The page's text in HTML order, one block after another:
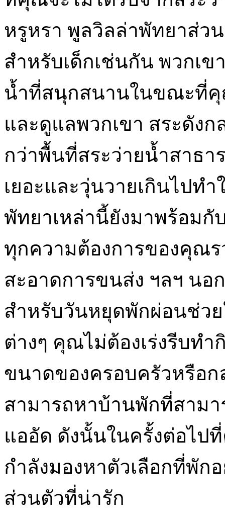
หรูหรา พูลวิลล่าพัทยาส่ว
สำหรับเด็กเช่นกัน พวกเ
น้ำที่สนุกสนานในขณะที่คุ
และดูแลพวกเขา สระดัง
กว่าพื้นที่สระว่ายน้ำสาธา
เยอะและวุ่นวายเกินไปท
พัทยาเหล่านี้ยังมาพร้อม
ทุกความต้องการของคุณ
สะอาดการขนส่ง ฯลฯ น
สำหรับวันหยุดพักผ่อนช่ว
ต่างๆ คุณไม่ต้องเร่งรีบท
ขนาดของครอบครัวหรือ
สามารถหาบ้านพักที่สาม
แออัด ดังนั้นในครั้งต่อไป
กำลังมองหาตัวเลือกที่พัก
ส่วนตัวที่น่ารัก